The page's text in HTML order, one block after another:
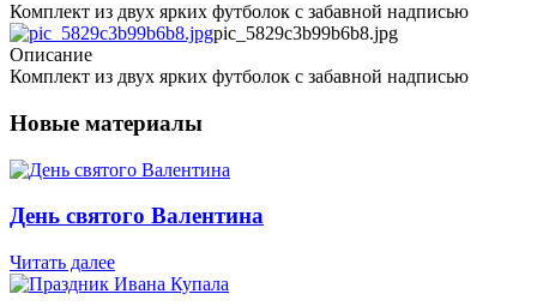
Комплект из двух ярких футболок с забавной надписью
pic_5829c3b99b6b8.jpg
Описание
Комплект из двух ярких футболок с забавной надписью
Новые материалы
День святого Валентина
Читать далее